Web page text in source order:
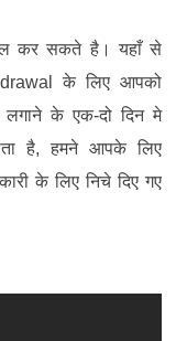
कर सकते है। यहाँ से
के लिए आपको
के एक-दो दिन मे
है, हमने आपके लिए
के लिए निचे दिए गए